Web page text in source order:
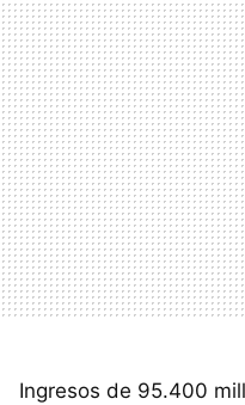
Ingresos de 95.400